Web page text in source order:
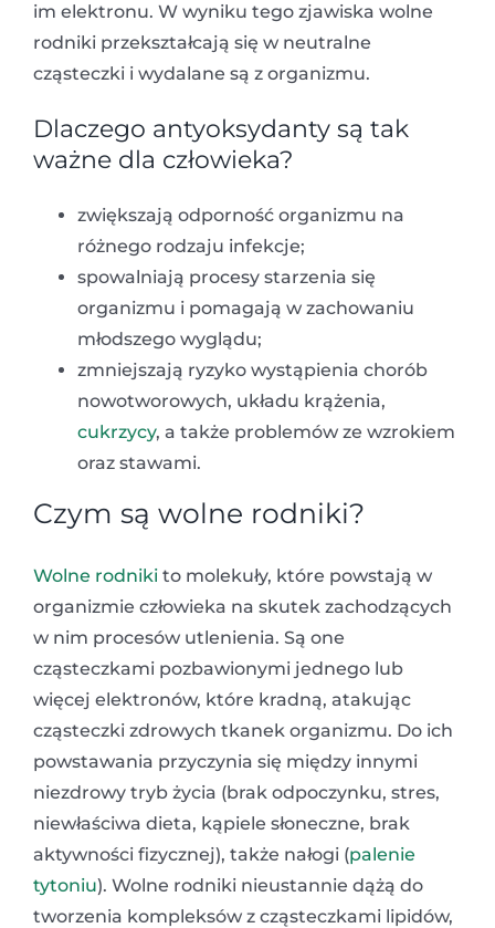
im elektronu. W wyniku tego zjawiska wolne
rodniki przekształcają się w neutralne
cząsteczki i wydalane są z organizmu.
Dlaczego antyoksydanty są tak
ważne dla człowieka?
zwiększają odporność organizmu na
różnego rodzaju infekcje;
spowalniają procesy starzenia się
organizmu i pomagają w zachowaniu
młodszego wyglądu;
zmniejszają ryzyko wystąpienia chorób
nowotworowych, układu krążenia,
cukrzycy, a także problemów ze wzrokiem
oraz stawami.
Czym są wolne rodniki?
Wolne rodniki to molekuły, które powstają w
organizmie człowieka na skutek zachodzących
w nim procesów utlenienia. Są one
cząsteczkami pozbawionymi jednego lub
więcej elektronów, które kradną, atakując
cząsteczki zdrowych tkanek organizmu. Do ich
powstawania przyczynia się między innymi
niezdrowy tryb życia (brak odpoczynku, stres,
niewłaściwa dieta, kąpiele słoneczne, brak
aktywności fizycznej), także nałogi (palenie
tytoniu). Wolne rodniki nieustannie dążą do
tworzenia kompleksów z cząsteczkami lipidów,